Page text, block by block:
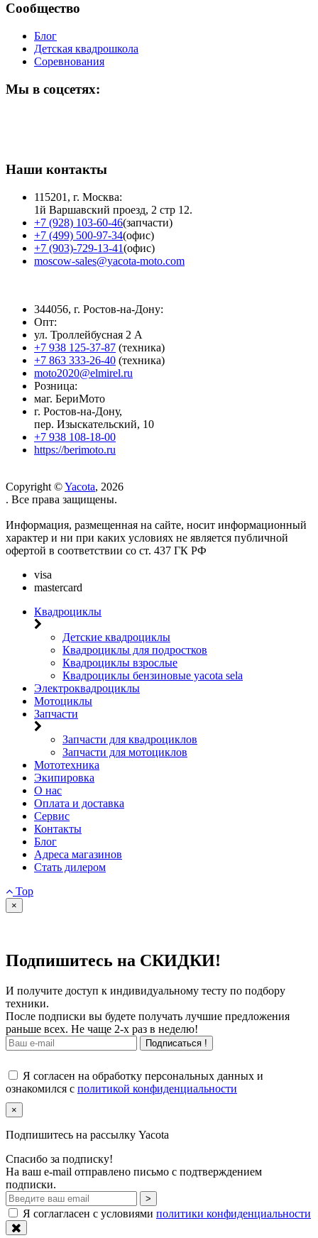
Сообщество
Блог
Детская квадрошкола
Соревнования
Мы в соцсетях:
Наши контакты
115201, г. Москва:
1й Варшавский проезд, 2 стр 12.
+7 (928) 103-60-46(запчасти)
+7 (499) 500-97-34(офис)
+7 (903)-729-13-41(офис)
moscow-sales@yacota-moto.com
344056, г. Ростов-на-Дону:
Опт:
ул. Троллейбусная 2 А
+7 938 125-37-87 (техника)
+7 863 333-26-40 (техника)
moto2020@elmirel.ru
Розница:
маг. БериМото
г. Ростов-на-Дону,
пер. Изыскательский, 10
+7 938 108-18-00
https://berimoto.ru
Copyright ©Yacota, 2026
. Все права защищены.
Информация, размещенная на сайте, носит информационный
характер и ни при каких условиях не является публичной
офертой в соответствии со ст. 437 ГК РФ
visa
mastercard
Квадроциклы
Детские квадроциклы
Квадроциклы для подростков
Квадроциклы взрослые
Квадроциклы бензиновые yacota sela
Электроквадроциклы
Мотоциклы
Запчасти
Запчасти для квадроциклов
Запчасти для мотоциклов
Мототехника
Экипировка
О нас
Оплата и доставка
Сервис
Контакты
Блог
Адреса магазинов
Стать дилером
Top
×
Подпишитесь на СКИДКИ!
И получите доступ к индивидуальному тесту по подбору
техники.
После подписки вы будете получать лучшие предложения
раньше всех. Не чаще 2-х раз в неделю!
Подписаться !
Я согласен на обработку персональных данных и
ознакомился с политикой конфиденциальности
×
Подпишитесь на рассылку Yacota
Спасибо за подписку!
На ваш e-mail отправлено письмо с подтверждением
подписки.
>
Я соглагласен с условиями политики конфиденциальности